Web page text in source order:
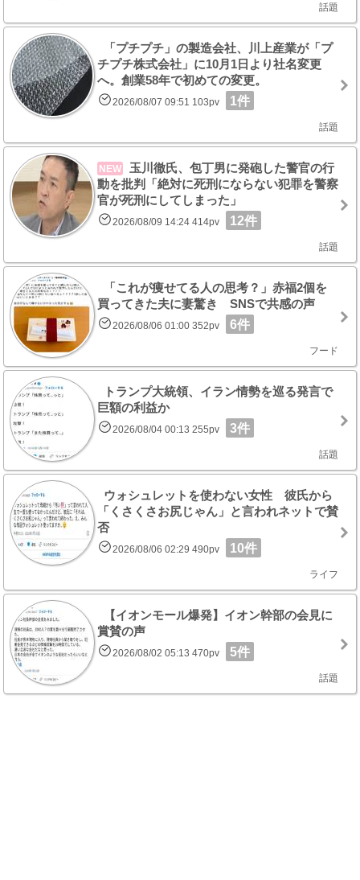
話題
「プチプチ」の製造会社、川上産業が「プ
チプチ株式会社」に10月1日より社名変更
へ。創業58年で初めての変更。
2026/08/07 09:51 103pv 1件
話題
NEW
玉川徹氏、包丁男に発砲した警官の行
動を批判「絶対に死刑にならない犯罪を警察
官が死刑にしてしまった」
2026/08/09 14:24 414pv 12件
話題
「これが痩せてる人の思考？」赤福2個を
買ってきた夫に妻驚き SNSで共感の声
2026/08/06 01:00 352pv 6件
フード
トランプ大統領、イラン情勢を巡る発言で
巨額の利益か
2026/08/04 00:13 255pv 3件
話題
ウォシュレットを使わない女性 彼氏から
「くさくさお尻じゃん」と言われネットで賛
否
2026/08/06 02:29 490pv 10件
ライフ
【イオンモール爆発】イオン幹部の会見に
賞賛の声
2026/08/02 05:13 470pv 5件
話題